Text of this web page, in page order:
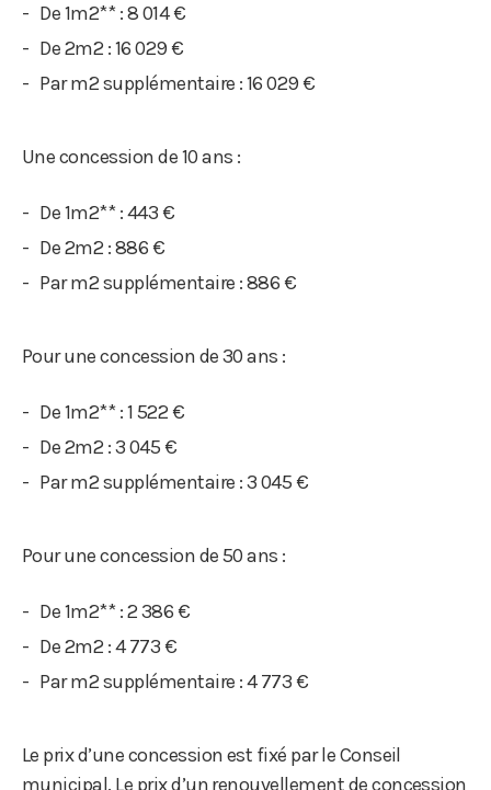
De 1m2** : 8 014 €
De 2m2 : 16 029 €
Par m2 supplémentaire : 16 029 €
Une concession de 10 ans :
De 1m2** : 443 €
De 2m2 : 886 €
Par m2 supplémentaire : 886 €
Pour une concession de 30 ans :
De 1m2** : 1 522 €
De 2m2 : 3 045 €
Par m2 supplémentaire : 3 045 €
Pour une concession de 50 ans :
De 1m2** : 2 386 €
De 2m2 : 4 773 €
Par m2 supplémentaire : 4 773 €
Le prix d’une concession est fixé par le Conseil
municipal. Le prix d’un renouvellement de concession